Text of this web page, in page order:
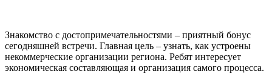
Знакомство с достопримечательностями – приятный бонус
сегодняшней встречи. Главная цель – узнать, как устроены
некоммерческие организации региона. Ребят интересует
экономическая составляющая и организация самого процесса.